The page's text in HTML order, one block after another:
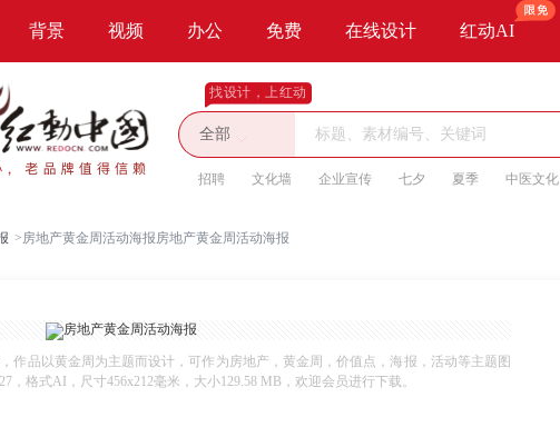
背景 视频 办公 免费 在线设计 红动AI
找设计，上红动
全部
招聘 文化墙 企业宣传 七夕 夏季 中医文化
>房地产黄金周活动海报房地产黄金周活动海报
作品以黄金周为主题而设计，可作为房地产，黄金周，价值点，海报，活动等主题图
，格式AI，尺寸456x212毫米，大小129.58 MB，欢迎会员进行下载。